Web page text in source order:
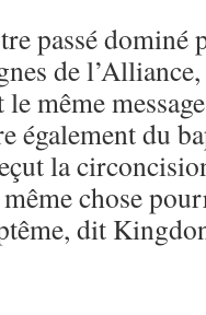
passé dominé
de
même
également du
la
chose
dit